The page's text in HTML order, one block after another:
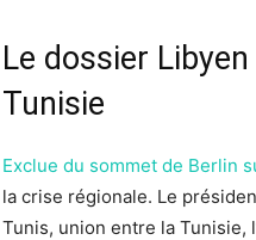
Le dossier
Tunisie
Exclue du sommet de Berlin
la crise régionale. Le
Tunis, union entre la Tunisie,